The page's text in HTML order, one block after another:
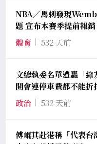
NBA／馬刺發現
題 宣布本賽季提前報銷
體育
532 天前
文總執委名單遭轟「
開會連停車費都不能折
政治
532 天前
傅崐萁赴港稱「代表